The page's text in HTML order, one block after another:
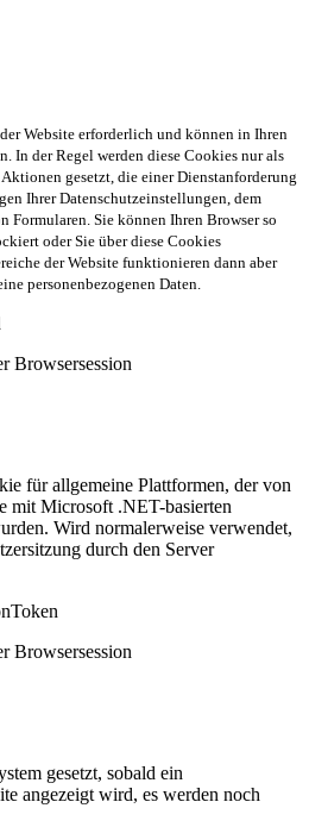
Website erforderlich und können in Ihren
In der Regel werden diese Cookies nur als
gesetzt, die einer Dienstanforderung
Ihrer Datenschutzeinstellungen, dem
Formularen. Sie können Ihren Browser so
oder Sie über diese Cookies
der Website funktionieren dann aber
personenbezogenen Daten.
Browsersession
für allgemeine Plattformen, der von
mit Microsoft .NET-basierten
Wird normalerweise verwendet,
durch den Server
Browsersession
gesetzt, sobald ein
angezeigt wird, es werden noch